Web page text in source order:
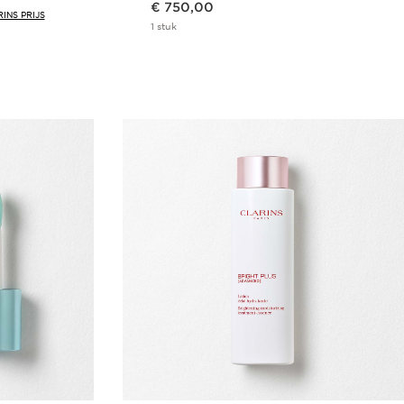
PRIJS
€ 750,00
1 stuk